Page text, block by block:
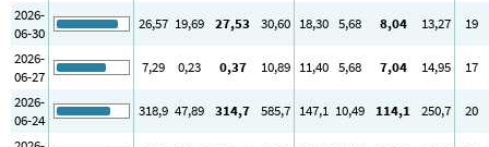
2026-
06-30
26,57 19,69 27,53 30,60 18,30 5,68 8,04 13,27
19
2026-
06-27
7,29 0,23 0,37 10,89 11,40 5,68 7,04 14,95
17
2026-
06-24
318,9 47,89 314,7 585,7 147,1 10,49 114,1 250,7
20